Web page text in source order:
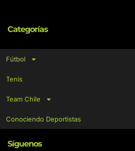
Categorías
Fútbol
Tenis
Team Chile
Conociendo Deportistas
Síguenos